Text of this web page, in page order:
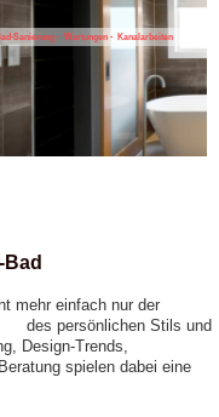
Sanierung - Wartungen - Kanalarbeiten
mehr einfach nur der
des persönlichen Stils und
Design-Trends,
spielen dabei eine